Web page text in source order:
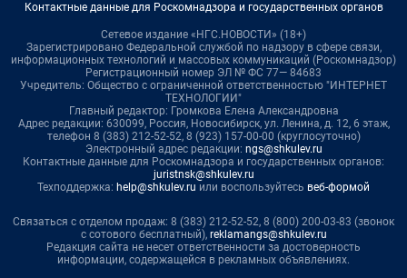
Контактные данные для Роскомнадзора и государственных органов
Сетевое издание «НГС.НОВОСТИ» (18+)
Зарегистрировано Федеральной службой по надзору в сфере связи,
информационных технологий и массовых коммуникаций (Роскомнадзор)
Регистрационный номер ЭЛ № ФС 77— 84683
Учредитель: Общество с ограниченной ответственностью "ИНТЕРНЕТ
ТЕХНОЛОГИИ"
Главный редактор: Громкова Елена Александровна
Адрес редакции: 630099, Россия, Новосибирск, ул. Ленина, д. 12, 6 этаж,
телефон 8 (383) 212-52-52, 8 (923) 157-00-00 (круглосуточно)
Электронный адрес редакции: ngs@shkulev.ru
Контактные данные для Роскомнадзора и государственных органов:
juristnsk@shkulev.ru
Техподдержка: help@shkulev.ru или воспользуйтесь веб-формой
Связаться с отделом продаж: 8 (383) 212-52-52, 8 (800) 200-03-83 (звонок
с сотового бесплатный), reklamangs@shkulev.ru
Редакция сайта не несет ответственности за достоверность
информации, содержащейся в рекламных объявлениях.